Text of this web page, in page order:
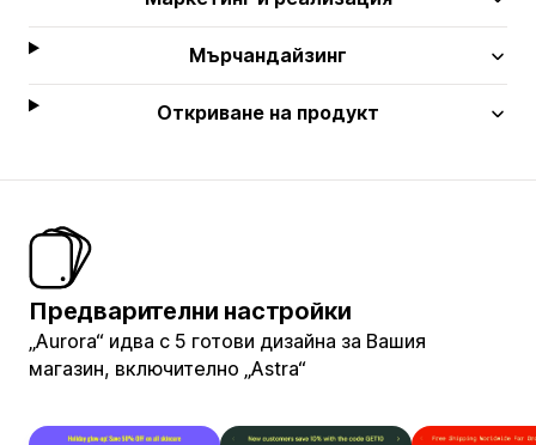
Мърчандайзинг
Откриване на продукт
Предварителни настройки
„Aurora“ идва с 5 готови дизайна за Вашия
магазин, включително „Astra“